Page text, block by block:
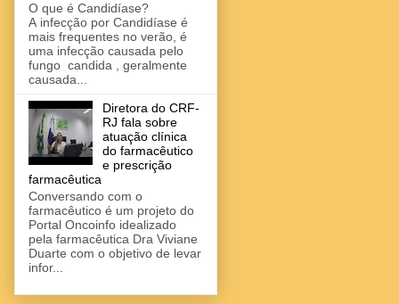
O que é Candidíase?
A infecção por Candidíase é
mais frequentes no verão, é
uma infecção causada pelo
fungo candida , geralmente
causada...
Diretora do CRF-
RJ fala sobre
atuação clínica
do farmacêutico
e prescrição
farmacêutica
Conversando com o
farmacêutico é um projeto do
Portal Oncoinfo idealizado
pela farmacêutica Dra Viviane
Duarte com o objetivo de levar
infor...